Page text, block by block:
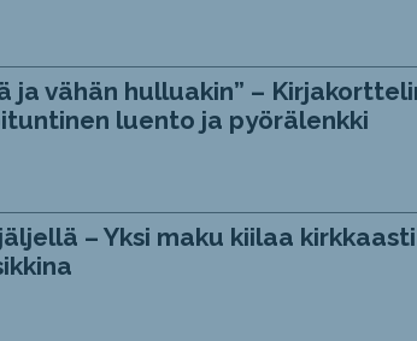
ja vähän hulluakin” –
luento ja pyörälenkki
– Yksi maku kiilaa kirkkaasti